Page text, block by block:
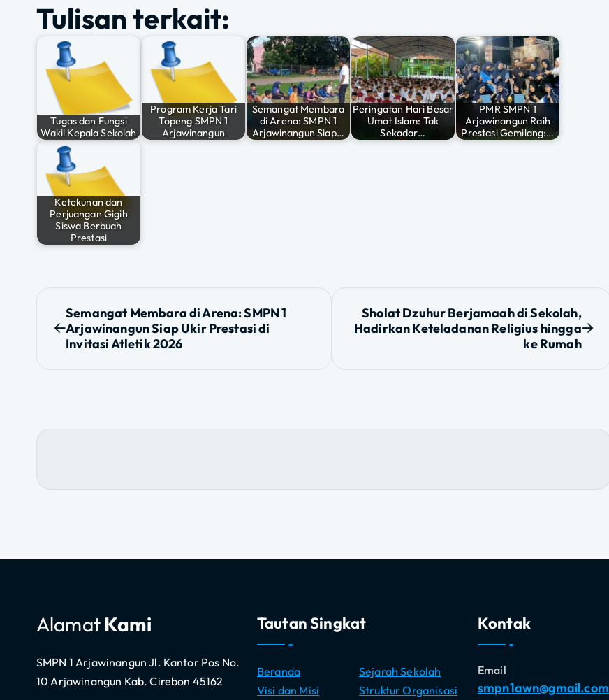
c
e
b
o
o
k
at
s
A
p
a
re
Tulisan terkait:
Tugas dan Fungsi
Wakil Kepala Sekolah
Program Kerja Tari
Topeng SMPN 1
Arjawinangun
Semangat Membara
di Arena: SMPN 1
Arjawinangun Siap…
Peringatan Hari Besar
Umat Islam: Tak
Sekadar…
PMR SMPN 1
Arjawinangun Raih
Prestasi Gemilang:…
Ketekunan dan
Perjuangan Gigih
Siswa Berbuah
Prestasi
N
g
a
o
s
Semangat Membara di Arena: SMPN 1
Arjawinangun Siap Ukir Prestasi di
Invitasi Atletik 2026
Sholat Dzuhur Berjamaah di Sekolah,
Hadirkan Keteladanan Religius hingga
ke Rumah
AlamatKami
SMPN 1 Arjawinangun Jl. Kantor Pos No.
10 Arjawinangun Kab. Cirebon 45162
Tautan Singkat
Beranda
Sejarah Sekolah
Visi dan Misi
Struktur Organisasi
Kontak
Email
smpn1awn@gmail.com